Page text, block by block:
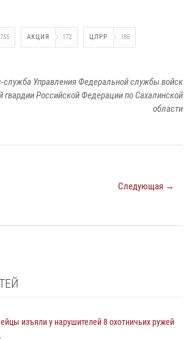
755 АКЦИЯ 172 ЦЛРР 186
служба Управления Федеральной службы войск
гвардии Российской Федерации по Сахалинской
области
Следующая →
изъяли у нарушителей 8 охотничьих ружей